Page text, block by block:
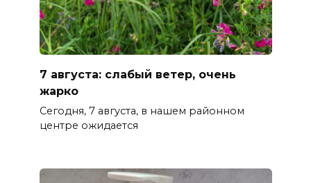
7 августа: слабый ветер, очень
жарко
Сегодня, 7 августа, в нашем районном
центре ожидается